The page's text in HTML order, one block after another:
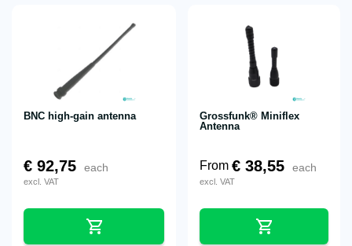
BNC high-gain antenna
€ 92,75 each
excl. VAT
Grossfunk® Miniflex
Antenna
From € 38,55 each
excl. VAT